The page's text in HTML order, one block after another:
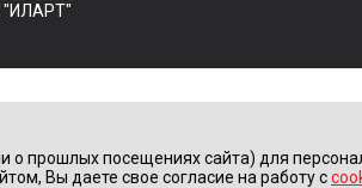
"ИЛАРТ"
прошлых посещениях сайта) для
Вы даете свое согласие на работу с